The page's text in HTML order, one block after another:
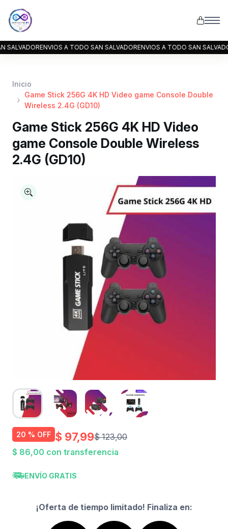
ENVIOS A TODO SAN SALVADOR ENVIOS A TODO SAN SALVADOR ENVIOS
Inicio
Game Stick 256G 4K HD Video game Console Double
Wireless 2.4G (GD10)
Game Stick 256G 4K HD Video
game Console Double Wireless
2.4G (GD10)
20 % OFF $ 97,99$ 123,00
$ 86,00 con transferencia
ENVÍO GRATIS
¡Oferta de tiempo limitado! Finaliza en: